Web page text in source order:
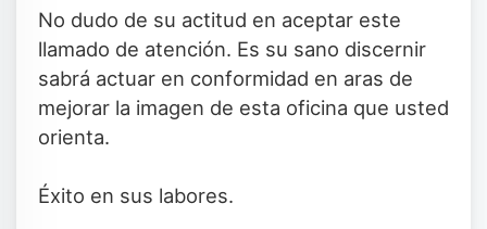
No dudo de su actitud en aceptar este
llamado de atención. Es su sano discernir
sabrá actuar en conformidad en aras de
mejorar la imagen de esta oficina que usted
orienta.
Éxito en sus labores.